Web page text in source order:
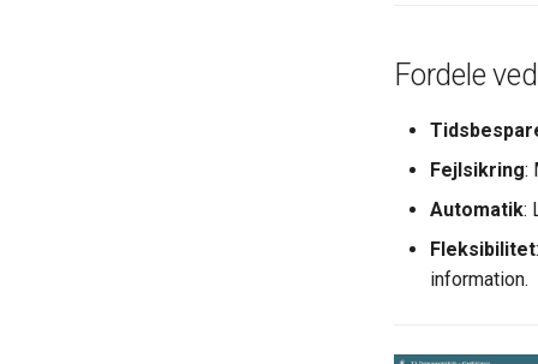
Fordele
Fejlsikring:
Automatik:
Fleksibilitet
information.